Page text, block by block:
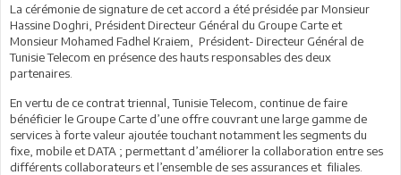
La cérémonie de signature de cet accord a été présidée par Monsieur
Hassine Doghri, Président Directeur Général du Groupe Carte et
Monsieur Mohamed Fadhel Kraiem, Président- Directeur Général de
Tunisie Telecom en présence des hauts responsables des deux
partenaires.
En vertu de ce contrat triennal, Tunisie Telecom, continue de faire
bénéficier le Groupe Carte d’une offre couvrant une large gamme de
services à forte valeur ajoutée touchant notamment les segments du
fixe, mobile et DATA ; permettant d’améliorer la collaboration entre ses
différents collaborateurs et l’ensemble de ses assurances et filiales.